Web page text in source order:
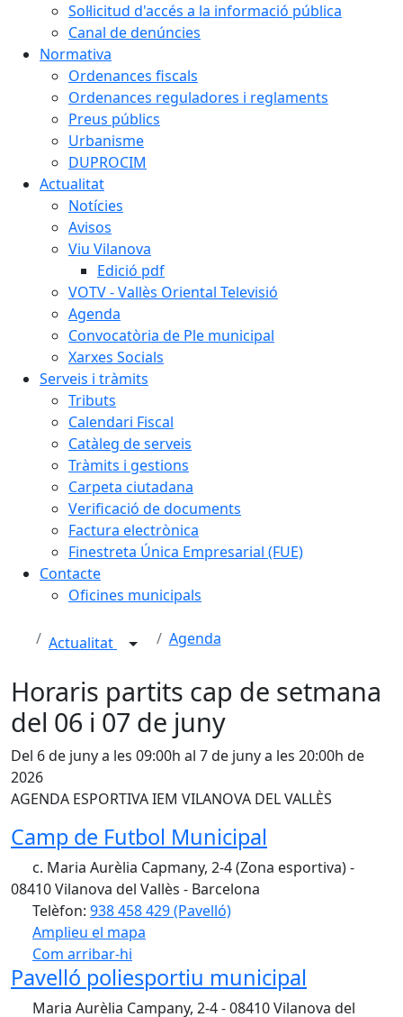
Sol·licitud d'accés a la informació pública
Canal de denúncies
Normativa
Ordenances fiscals
Ordenances reguladores i reglaments
Preus públics
Urbanisme
DUPROCIM
Actualitat
Notícies
Avisos
Viu Vilanova
Edició pdf
VOTV - Vallès Oriental Televisió
Agenda
Convocatòria de Ple municipal
Xarxes Socials
Serveis i tràmits
Tributs
Calendari Fiscal
Catàleg de serveis
Tràmits i gestions
Carpeta ciutadana
Verificació de documents
Factura electrònica
Finestreta Única Empresarial (FUE)
Contacte
Oficines municipals
Actualitat Agenda
Horaris partits cap de setmana
del 06 i 07 de juny
Del 6 de juny a les 09:00h al 7 de juny a les 20:00h de
2026
AGENDA ESPORTIVA IEM VILANOVA DEL VALLÈS
Camp de Futbol Municipal
c. Maria Aurèlia Capmany, 2-4 (Zona esportiva) -
08410 Vilanova del Vallès - Barcelona
Telèfon: 938 458 429 (Pavelló)
Amplieu el mapa
Com arribar-hi
+
Pavelló poliesportiu municipal
Maria Aurèlia Campany, 2-4 - 08410 Vilanova del